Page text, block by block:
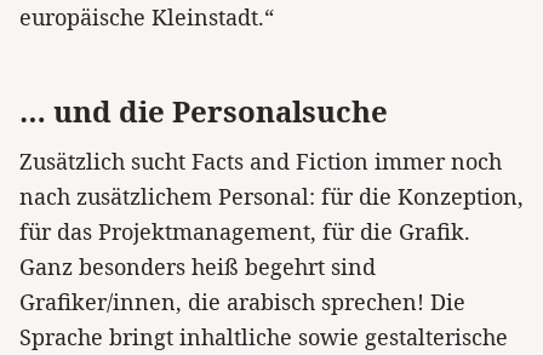
europäische Kleinstadt.“
… und die Personalsuche
Zusätzlich sucht Facts and Fiction immer noch
nach zusätzlichem Personal: für die Konzeption,
für das Projektmanagement, für die Grafik.
Ganz besonders heiß begehrt sind
Grafiker/innen, die arabisch sprechen! Die
Sprache bringt inhaltliche sowie gestalterische